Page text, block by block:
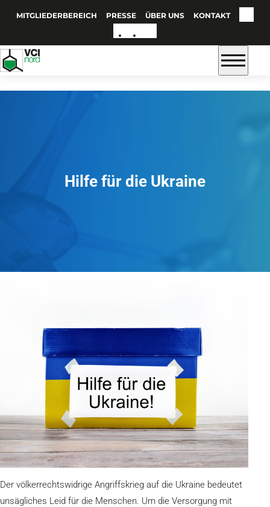
MITGLIEDERBEREICH PRESSE ÜBER UNS KONTAKT
Hilfe für die Ukraine
Der völkerrechtswidrige Angriffskrieg auf die Ukraine bedeutet
unsägliches Leid für die Menschen. Um die Versorgung mit